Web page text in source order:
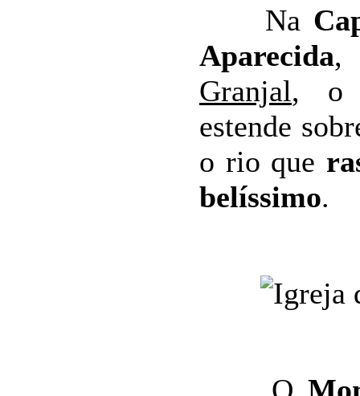
Na
Aparecida,
Granjal, o
estende
o rio que
belíssimo.